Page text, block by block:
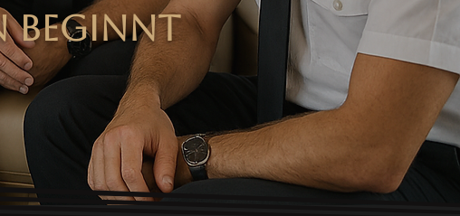
beginnt